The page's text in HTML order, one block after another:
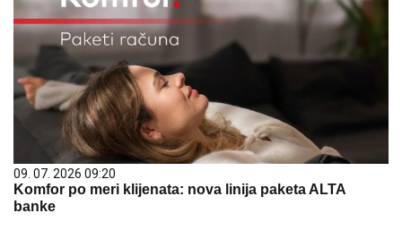
09. 07. 2026 09:20
Komfor po meri klijenata: nova linija paketa ALTA
banke